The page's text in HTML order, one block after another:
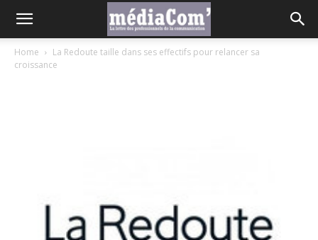
Home
La Redoute taille dans ses effectifs pour relancer sa
croissance